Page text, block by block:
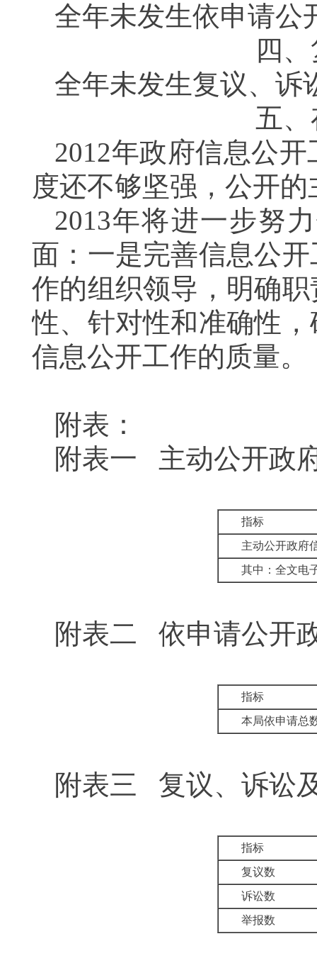
全年未发生依申请公
四
全年未发生复议、诉
五
2012年政府信息公
度还不够坚强，公开
2013年将进一步努
面：一是完善信息公
作的组织领导，明确
性、针对性和准确性
信息公开工作的质量。
附表：
附表一
主动公开政
指标
主动公开政府
其中：全文电
附表二 依申请公开
指标
本局依申请总
附表三 复议、诉讼
指标
复议数
诉讼数
举报数